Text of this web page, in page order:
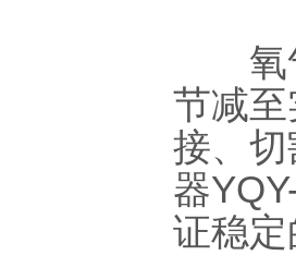
氧气
节减
接、
器
证稳